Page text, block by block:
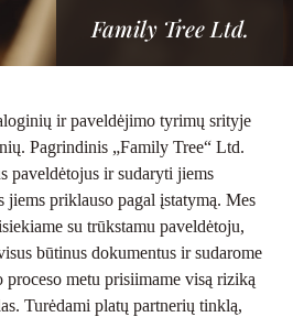
Family Tree Ltd.
ir paveldėjimo tyrimų srityje
Pagrindinis „Family Tree“ Ltd.
paveldėtojus ir sudaryti jiems
jiems priklauso pagal įstatymą. Mes
su trūkstamu paveldėtoju,
būtinus dokumentus ir sudarome
metu prisiimame visą riziką
Turėdami platų partnerių tinklą,